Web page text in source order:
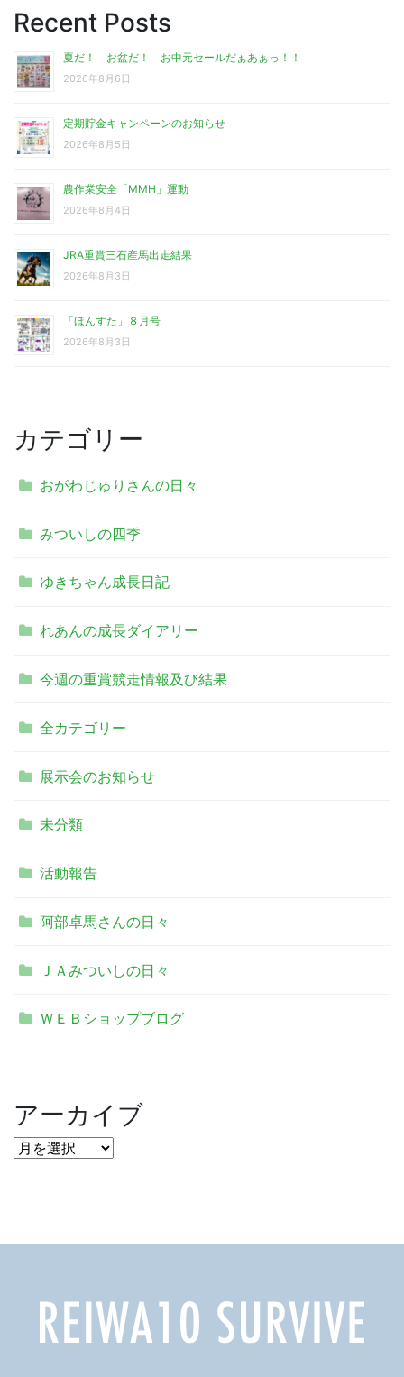
Recent Posts
夏だ！ お盆だ！ お中元セールだぁあぁっ！！
2026年8月6日
定期貯金キャンペーンのお知らせ
2026年8月5日
農作業安全「MMH」運動
2026年8月4日
JRA重賞三石産馬出走結果
2026年8月3日
「ほんすた」８月号
2026年8月3日
カテゴリー
おがわじゅりさんの日々
みついしの四季
ゆきちゃん成長日記
れあんの成長ダイアリー
今週の重賞競走情報及び結果
全カテゴリー
展示会のお知らせ
未分類
活動報告
阿部卓馬さんの日々
ＪＡみついしの日々
ＷＥＢショップブログ
アーカイブ
ア